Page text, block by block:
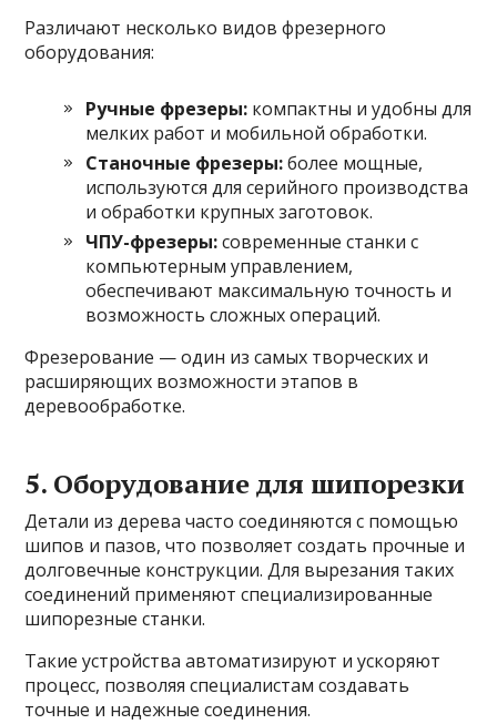
Различают несколько видов фрезерного
оборудования:
Ручные фрезеры: компактны и удобны для
мелких работ и мобильной обработки.
Станочные фрезеры:более мощные,
используются для серийного производства
и обработки крупных заготовок.
ЧПУ-фрезеры:современные станки с
компьютерным управлением,
обеспечивают максимальную точность и
возможность сложных операций.
Фрезерование — один из самых творческих и
расширяющих возможности этапов в
деревообработке.
5. Оборудование для шипорезки
Детали из дерева часто соединяются с помощью
шипов и пазов, что позволяет создать прочные и
долговечные конструкции. Для вырезания таких
соединений применяют специализированные
шипорезные станки.
Такие устройства автоматизируют и ускоряют
процесс, позволяя специалистам создавать
точные и надежные соединения.